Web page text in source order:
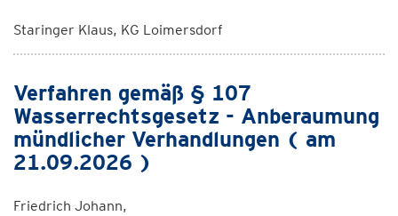
Staringer Klaus, KG Loimersdorf
Verfahren gemäß § 107
Wasserrechtsgesetz - Anberaumung
mündlicher Verhandlungen ( am
21.09.2026 )
Friedrich Johann,